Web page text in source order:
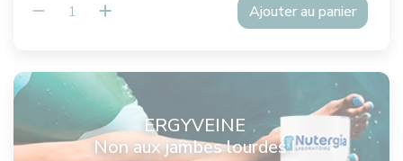
Ajouter au panier
ERGYVEINE
Non aux jambes lourdes !